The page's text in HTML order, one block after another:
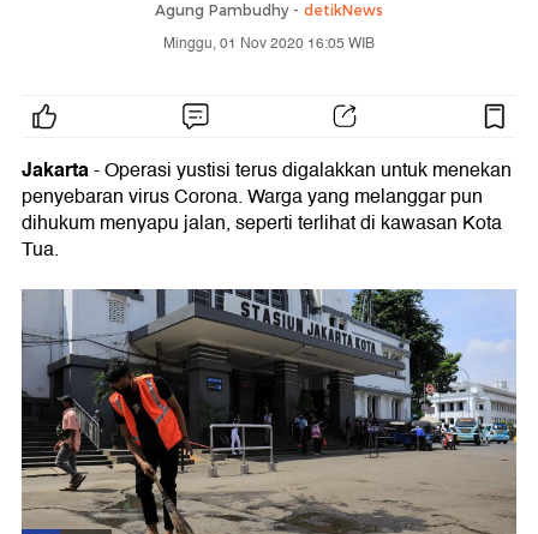
Agung Pambudhy - detikNews
Minggu, 01 Nov 2020 16:05 WIB
Jakarta- Operasi yustisi terus digalakkan untuk menekan
penyebaran virus Corona. Warga yang melanggar pun
dihukum menyapu jalan, seperti terlihat di kawasan Kota
Tua.